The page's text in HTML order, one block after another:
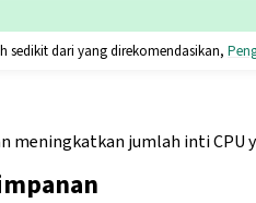
sedikit dari yang direkomendasikan,
meningkatkan jumlah inti CPU